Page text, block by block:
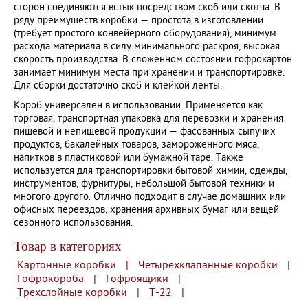
сторон соединяются встык посредством скоб или скотча. В
ряду преимуществ коробки — простота в изготовлении
(требует простого конвейерного оборудования), минимум
расхода материала в силу минимального раскроя, высокая
скорость производства. В сложенном состоянии гофрокартон
занимает минимум места при хранении и транспортировке.
Для сборки достаточно скоб и клейкой ленты.
Короб универсален в использовании. Применяется как
торговая, транспортная упаковка для перевозки и хранения
пищевой и непищевой продукции — фасованных сыпучих
продуктов, бакалейных товаров, замороженного мяса,
напитков в пластиковой или бумажной таре. Также
используется для транспортировки бытовой химии, одежды,
инструментов, фурнитуры, небольшой бытовой техники и
многого другого. Отлично подходит в случае домашних или
офисных переездов, хранения архивных бумаг или вещей
сезонного использования.
Товар в категориях
Картонные коробки | Четырехклапанные коробки
|
Гофрокороба
| Гофроящики
|
Трехслойные коробки
| Т-22
|